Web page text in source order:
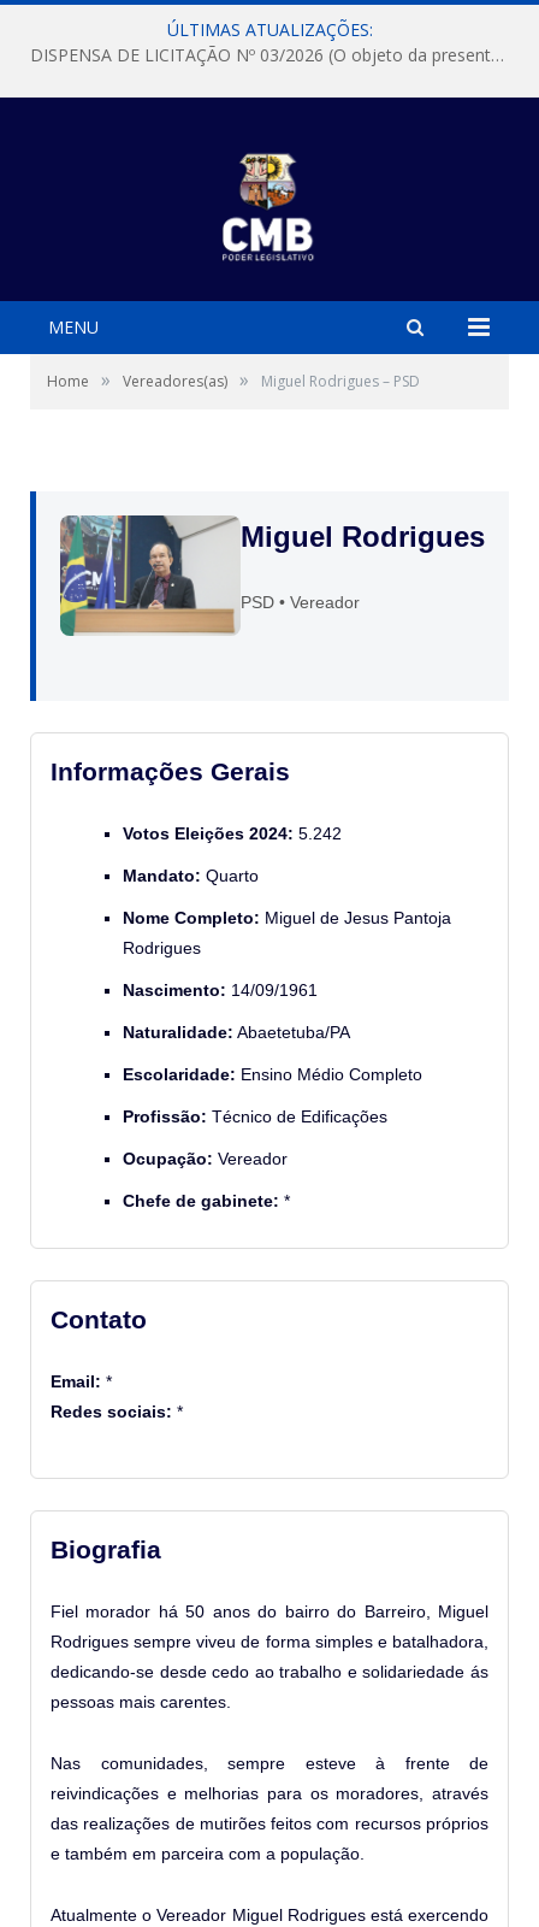
ÚLTIMAS ATUALIZAÇÕES:
DISPENSA DE LICITAÇÃO Nº 03/2026 (O objeto da presente dispensa é a escolha da proposta mais vantajosa para a aquisição, de aparelhos de ar condicionado, tipo Split, com material de instalação e fogão industrial, conforme condições, quantidades e exigências estabelecidas no termo de referencia e neste aviso de contratação direta e seus anexos)
MENU
Home » Vereadores(as) » Miguel Rodrigues – PSD
Miguel Rodrigues
PSD • Vereador
Informações Gerais
Votos Eleições 2024: 5.242
Mandato: Quarto
Nome Completo: Miguel de Jesus Pantoja
Rodrigues
Nascimento: 14/09/1961
Naturalidade: Abaetetuba/PA
Escolaridade: Ensino Médio Completo
Profissão: Técnico de Edificações
Ocupação: Vereador
Chefe de gabinete: *
Contato
Email: *
Redes sociais: *
Biografia
Fiel morador há 50 anos do bairro do Barreiro, Miguel
Rodrigues sempre viveu de forma simples e batalhadora,
dedicando-se desde cedo ao trabalho e solidariedade ás
pessoas mais carentes.
Nas comunidades, sempre esteve à frente de
reivindicações e melhorias para os moradores, através
das realizações de mutirões feitos com recursos próprios
e também em parceira com a população.
Atualmente o Vereador Miguel Rodrigues está exercendo